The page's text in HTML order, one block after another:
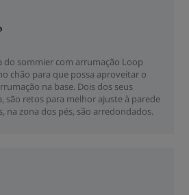
do sommier com arrumação Loop
chão para que possa aproveitar o
na base. Dois dos seus
são retos para melhor ajuste à parede
na zona dos pés, são arredondados.